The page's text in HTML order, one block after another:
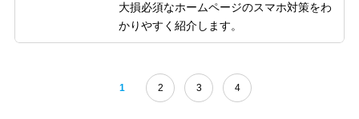
大損必須なホームページのスマホ対策をわ
かりやすく紹介します。
1 2 3 4